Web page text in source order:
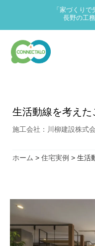
「家づくり
長野の工
生活動線を考えた
施工会社：川柳建設株式
ホーム > 住宅実例 > 生活